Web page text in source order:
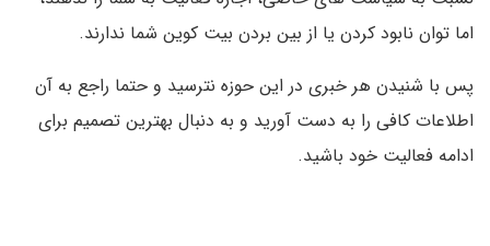
اما توان نابود کردن یا از بین بردن بیت کوین شما ندارند.
پس با شنیدن هر خبری در این حوزه نترسید و حتما راجع به آن
اطلاعات کافی را به دست آورید و به دنبال بهترین تصمیم برای
ادامه فعالیت خود باشید.